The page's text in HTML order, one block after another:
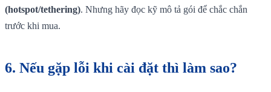
(hotspot/tethering). Nhưng hãy đọc kỹ mô tả gói để chắc chắn
trước khi mua.
6. Nếu gặp lỗi khi cài đặt thì làm sao?